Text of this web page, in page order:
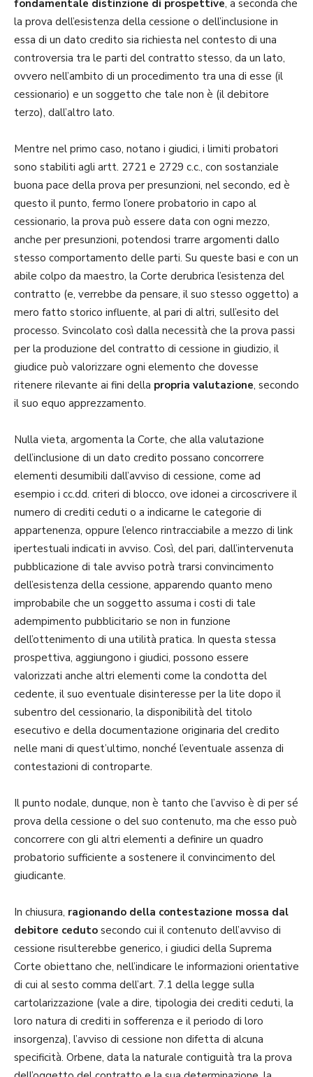
fondamentale distinzione di prospettive, a seconda che
la prova dell’esistenza della cessione o dell’inclusione in
essa di un dato credito sia richiesta nel contesto di una
controversia tra le parti del contratto stesso, da un lato,
ovvero nell’ambito di un procedimento tra una di esse (il
cessionario) e un soggetto che tale non è (il debitore
terzo), dall’altro lato.
Mentre nel primo caso, notano i giudici, i limiti probatori
sono stabiliti agli artt. 2721 e 2729 c.c., con sostanziale
buona pace della prova per presunzioni, nel secondo, ed è
questo il punto, fermo l’onere probatorio in capo al
cessionario, la prova può essere data con ogni mezzo,
anche per presunzioni, potendosi trarre argomenti dallo
stesso comportamento delle parti. Su queste basi e con un
abile colpo da maestro, la Corte derubrica l’esistenza del
contratto (e, verrebbe da pensare, il suo stesso oggetto) a
mero fatto storico influente, al pari di altri, sull’esito del
processo. Svincolato così dalla necessità che la prova passi
per la produzione del contratto di cessione in giudizio, il
giudice può valorizzare ogni elemento che dovesse
ritenere rilevante ai fini della propria valutazione, secondo
il suo equo apprezzamento.
Nulla vieta, argomenta la Corte, che alla valutazione
dell’inclusione di un dato credito possano concorrere
elementi desumibili dall’avviso di cessione, come ad
esempio i cc.dd. criteri di blocco, ove idonei a circoscrivere il
numero di crediti ceduti o a indicarne le categorie di
appartenenza, oppure l’elenco rintracciabile a mezzo di link
ipertestuali indicati in avviso. Così, del pari, dall’intervenuta
pubblicazione di tale avviso potrà trarsi convincimento
dell’esistenza della cessione, apparendo quanto meno
improbabile che un soggetto assuma i costi di tale
adempimento pubblicitario se non in funzione
dell’ottenimento di una utilità pratica. In questa stessa
prospettiva, aggiungono i giudici, possono essere
valorizzati anche altri elementi come la condotta del
cedente, il suo eventuale disinteresse per la lite dopo il
subentro del cessionario, la disponibilità del titolo
esecutivo e della documentazione originaria del credito
nelle mani di quest’ultimo, nonché l’eventuale assenza di
contestazioni di controparte.
Il punto nodale, dunque, non è tanto che l’avviso è di per sé
prova della cessione o del suo contenuto, ma che esso può
concorrere con gli altri elementi a definire un quadro
probatorio sufficiente a sostenere il convincimento del
giudicante.
In chiusura, ragionando della contestazione mossa dal
debitore ceduto secondo cui il contenuto dell’avviso di
cessione risulterebbe generico, i giudici della Suprema
Corte obiettano che, nell’indicare le informazioni orientative
di cui al sesto comma dell’art. 7.1 della legge sulla
cartolarizzazione (vale a dire, tipologia dei crediti ceduti, la
loro natura di crediti in sofferenza e il periodo di loro
insorgenza), l’avviso di cessione non difetta di alcuna
specificità. Orbene, data la naturale contiguità tra la prova